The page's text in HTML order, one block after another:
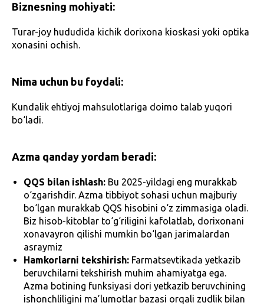
Biznesning mohiyati:
Turar-joy hududida kichik dorixona kioskasi yoki optika
xonasini ochish.
Nima uchun bu foydali:
Kundalik ehtiyoj mahsulotlariga doimo talab yuqori
bo‘ladi.
Azma qanday yordam beradi:
QQS bilan ishlash: Bu 2025-yildagi eng murakkab
o‘zgarishdir. Azma tibbiyot sohasi uchun majburiy
bo‘lgan murakkab QQS hisobini o‘z zimmasiga oladi.
Biz hisob-kitoblar to‘g‘riligini kafolatlab, dorixonani
xonavayron qilishi mumkin bo‘lgan jarimalardan
asraymiz
Hamkorlarni tekshirish: Farmatsevtikada yetkazib
beruvchilarni tekshirish muhim ahamiyatga ega.
Azma botining funksiyasi dori yetkazib beruvchining
ishonchliligini ma’lumotlar bazasi orqali zudlik bilan